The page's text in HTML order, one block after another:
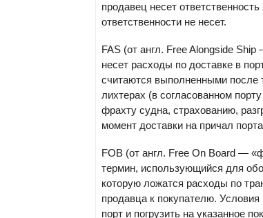
продавец несет
ответственности не несет.
FAS (от англ. Free Alongside
несет расходы по доставке в
считаются выполненными после
лихтерах (в согласованном
фрахту судна, страхованию,
момент доставки на причал порта
FOB (от англ. Free On Board —
термин, использующийся для
которую ложатся расходы по
продавца к покупателю. Условия
порт и погрузить на указанное